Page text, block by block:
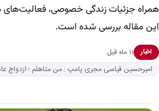
همراه جزئیات زندگی خصوصی،
این مقاله بررسی شده است.
اخبار
۱۱ ماه قبل
امیرحسین قیاسی مجری پامپ : من متاهلم ؛ ازدواج